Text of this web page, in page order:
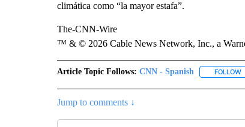
climática como “la mayor estafa”.
The-CNN-Wire
™ & © 2026 Cable News Network, Inc., a
Article Topic Follows: CNN - Spanish FOLLOW
Jump to comments ↓